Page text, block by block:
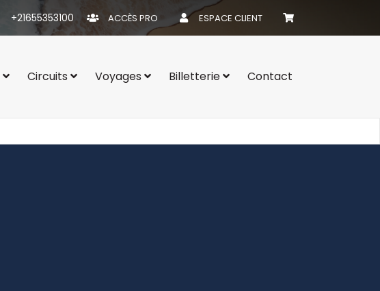
+21655353100 ACCÈS PRO ESPACE CLIENT
Circuits Voyages Billetterie Contact